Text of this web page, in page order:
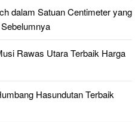
dalam Satuan Centimeter yang
Rawas Utara Terbaik Harga
Hasundutan Terbaik